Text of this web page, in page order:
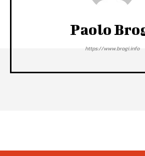
Paolo
https://www.brogi.info